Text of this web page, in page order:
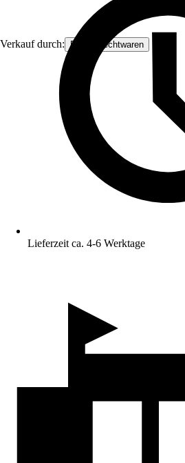
Verkauf durch: Frank Flechtwaren
Lieferzeit ca. 4-6 Werktage